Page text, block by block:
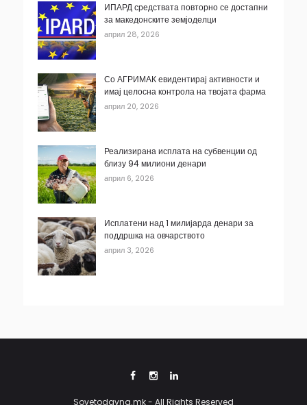
ИПАРД средствата повторно се достапни
за македонските земјоделци
април 28, 2026
Со АГРИМАК евидентирај активности и
имај целосна контрола на твојата фарма
април 20, 2026
Реализирана исплата на субвенции од
близу 94 милиони денари
април 6, 2026
Исплатени над 1 милијарда денари за
поддршка на овчарството
април 3, 2026
Sovetodavna.mk - All Rights Reserved